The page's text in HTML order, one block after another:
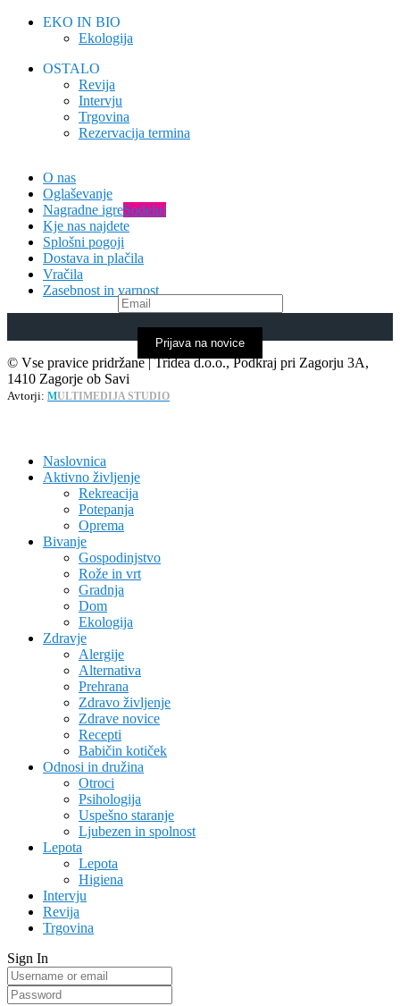
EKO IN BIO
Ekologija
OSTALO
Revija
Intervju
Trgovina
Rezervacija termina
O nas
Oglaševanje
Nagradne igreSodeluj
Kje nas najdete
Splošni pogoji
Dostava in plačila
Vračila
Zasebnost in varnost
Prijava na novice
© Vse pravice pridržane | Tridea d.o.o., Podkraj pri Zagorju 3A,
1410 Zagorje ob Savi
Avtorji: MULTIMEDIJA STUDIO
Naslovnica
Aktivno življenje
Rekreacija
Potepanja
Oprema
Bivanje
Gospodinjstvo
Rože in vrt
Gradnja
Dom
Ekologija
Zdravje
Alergije
Alternativa
Prehrana
Zdravo življenje
Zdrave novice
Recepti
Babičin kotiček
Odnosi in družina
Otroci
Psihologija
Uspešno staranje
Ljubezen in spolnost
Lepota
Lepota
Higiena
Intervju
Revija
Trgovina
Sign In